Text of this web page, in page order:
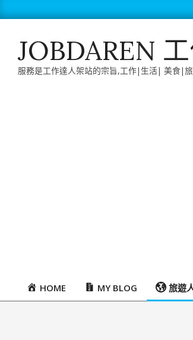
to
JOBDAREN
服務是工作達人架站的宗旨,工作|生活| 美食|
PrimaryHOME MY BLOG 旅遊